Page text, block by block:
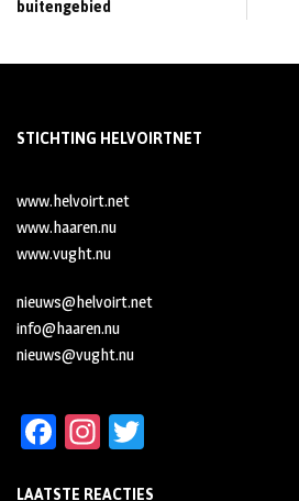
buitengebied
STICHTING HELVOIRTNET
www.helvoirt.net
www.haaren.nu
www.vught.nu
nieuws@helvoirt.net
info@haaren.nu
nieuws@vught.nu
Fa In
LAATSTE REACTIES